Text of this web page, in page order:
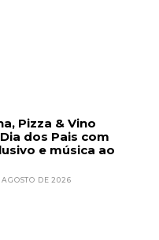
Pizza & Vino
dos Pais com
e música ao
AGOSTO DE 2026